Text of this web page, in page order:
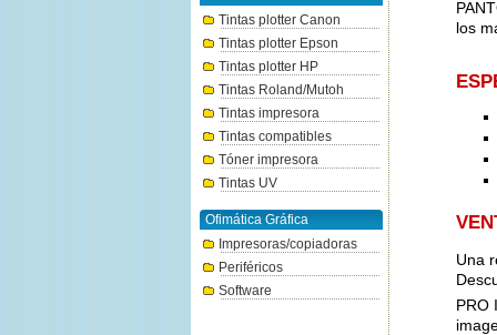
Tintas plotter Canon
Tintas plotter Epson
Tintas plotter HP
Tintas Roland/Mutoh
Tintas impresora
Tintas compatibles
Tóner impresora
Tintas UV
Ofimática Gráfica
Impresoras/copiadoras
Periféricos
Software
los
Una
PRO